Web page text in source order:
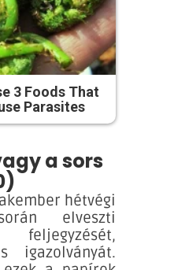
3 Foods That
Parasites
a sors
hétvégi
elveszti
igazolványát.